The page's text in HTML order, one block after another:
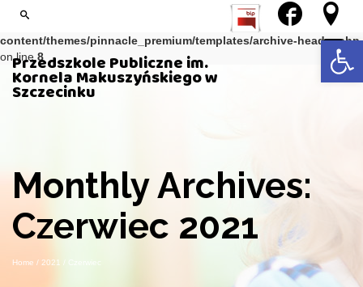
Przedszkole Publiczne im.
Kornela Makuszyńskiego w
Szczecinku
: Trying to get property of non-object in/var/www/kmprz/wp-
content/themes/pinnacle_premium/templates/archive-header.php
on line 8
Monthly Archives:
Czerwiec 2021
Home / 2021 / Czerwiec